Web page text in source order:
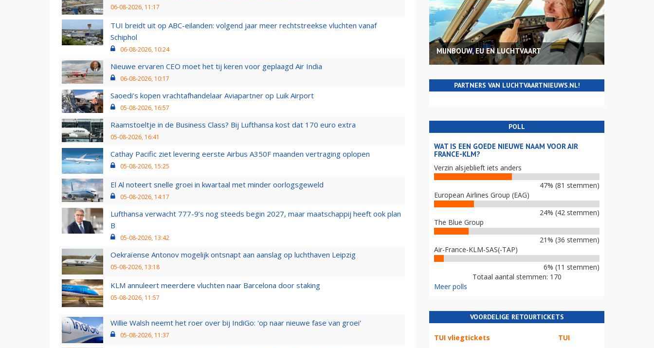
06-08-2026, 11:17
TUI breidt uit op ABC-eilanden: volgend jaar meer rechtstreekse vluchten vanaf
Schiphol
06-08-2026, 10:24
Nieuwe ervaren CEO moet het tij keren voor geplaagd Air India
06-08-2026, 10:17
Saoedi’s kopen vrachtafhandelaar Aviapartner op Luik Airport
05-08-2026, 16:57
Raamstoeltje in de Business Class? Bij Lufthansa kost dat 170 euro extra
05-08-2026, 16:41
Cathay Pacific ziet levering eerste Airbus A350F maanden vertraging oplopen
05-08-2026, 15:25
El Al noteert snelle groei in kwartaal met minder oorlogsgeweld
05-08-2026, 14:17
Lufthansa verwacht 777-9’s nog steeds begin 2027, maar maatschappij heeft ook plan
B
05-08-2026, 13:42
Oekraïense Antonov mogelijk ontsnapt aan aanslag op luchthaven Leipzig
05-08-2026, 13:18
KLM annuleert meerdere vluchten naar Barcelona door staking
05-08-2026, 11:57
Willie Walsh neemt het roer over bij IndiGo: 'op naar nieuwe fase van groei'
05-08-2026, 11:37
MIJNBOUW, EU EN LUCHTVAART
PARTNERS VAN LUCHTVAARTNIEUWS.NL!
POLL
WAT IS EEN GOEDE NIEUWE NAAM VOOR AIR
FRANCE-KLM?
Verzin alsjeblieft iets anders
47% (81 stemmen)
European Airlines Group (EAG)
24% (42 stemmen)
The Blue Group
21% (36 stemmen)
Air-France-KLM-SAS(-TAP)
6% (11 stemmen)
Totaal aantal stemmen: 170
Meer polls
VOORDELIGE RETOURTICKETS
TUI vliegtickets TUI